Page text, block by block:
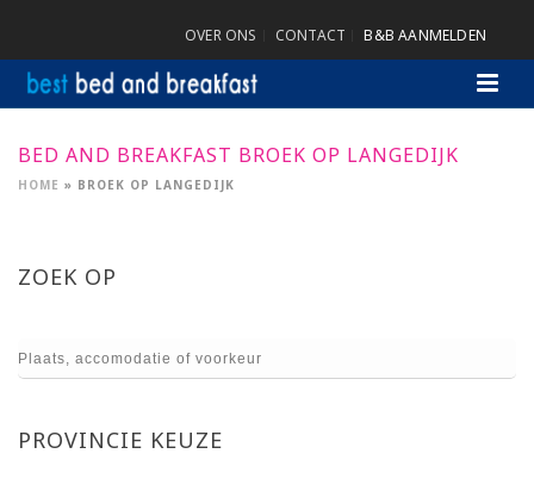
OVER ONS CONTACT B&B AANMELDEN
BED AND BREAKFAST BROEK OP LANGEDIJK
HOME » BROEK OP LANGEDIJK
ZOEK OP
PROVINCIE KEUZE